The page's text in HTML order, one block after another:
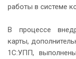
работы в системе
В процессе
карты,
1С:УПП,